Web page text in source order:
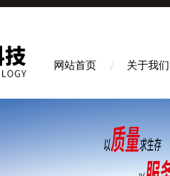
网站首页 关于我们